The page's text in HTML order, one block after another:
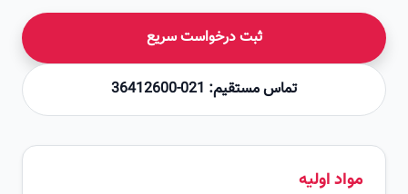
ثبت درخواست سریع
تماس مستقیم: 021-36412600
مواد اولیه